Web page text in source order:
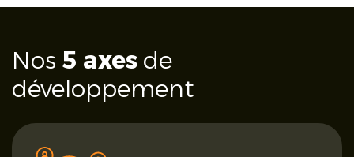
Nos 5 axes de
développement